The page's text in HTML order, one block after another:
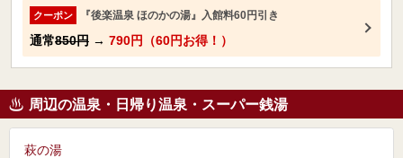
クーポン 『後楽温泉 ほのかの湯』入館料60円引き
通常850円 → 790円（60円お得！）
周辺の温泉・日帰り温泉・スーパー銭湯
萩の湯